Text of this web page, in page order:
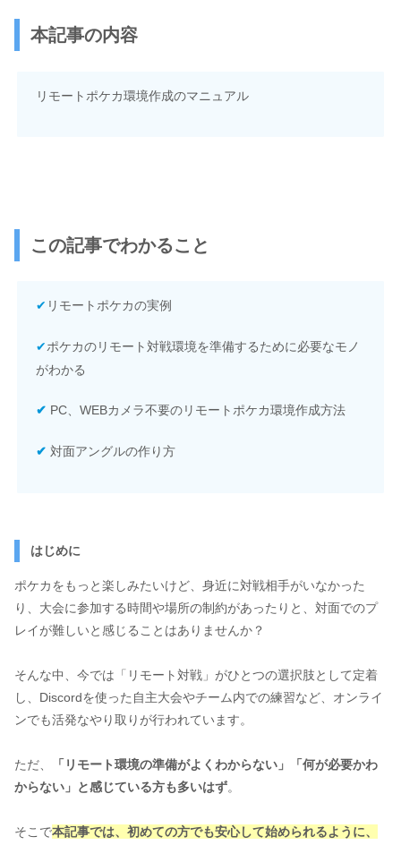
本記事の内容
リモートポケカ環境作成のマニュアル
この記事でわかること
✔ リモートポケカの実例
✔ポケカのリモート対戦環境を準備するために必要なモノ
がわかる
✔ PC、WEBカメラ不要のリモートポケカ環境作成方法
✔ 対面アングルの作り方
はじめに
ポケカをもっと楽しみたいけど、身近に対戦相手がいなかった
り、大会に参加する時間や場所の制約があったりと、対面でのプ
レイが難しいと感じることはありませんか？
そんな中、今では「リモート対戦」がひとつの選択肢として定着
し、Discordを使った自主大会やチーム内での練習など、オンライ
ンでも活発なやり取りが行われています。
ただ、
「リモート環境の準備がよくわからない」「何が必要かわ
からない」と感じている方も多いはず。
そこで本記事では、 初めての方でも安心して始められるように、